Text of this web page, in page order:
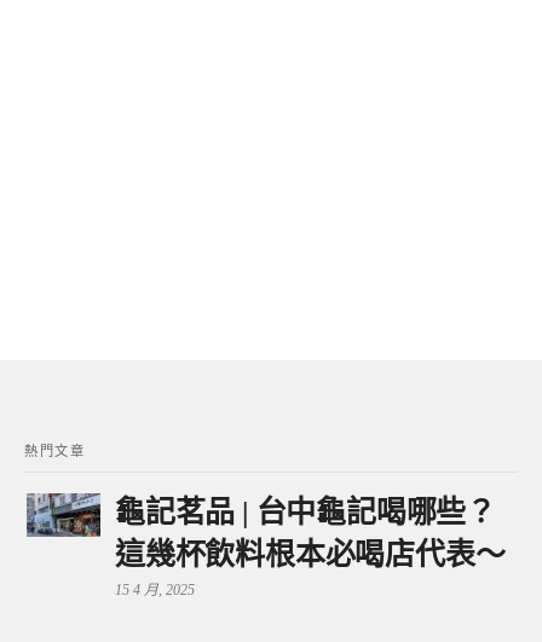
熱門文章
龜記茗品 | 台中龜記喝哪些？
這幾杯飲料根本必喝店代表～
15 4 月, 2025